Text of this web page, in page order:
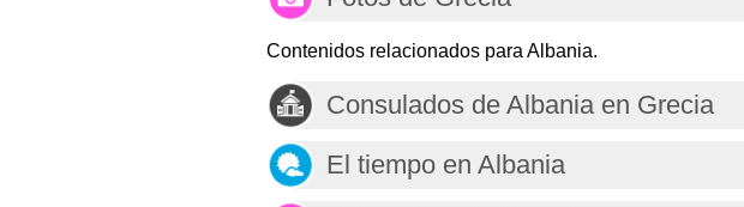
Contenidos relacionados para Albania.
Consulados de Albania en Grecia
El tiempo en Albania